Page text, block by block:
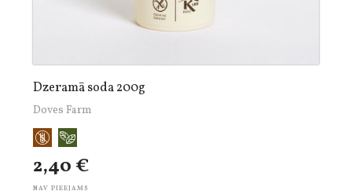
Dzeramā soda 200g
Doves Farm
2,40 €
NAV PIEEJAMS